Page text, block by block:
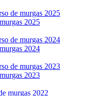
de murgas 2025
2025
de murgas 2024
2024
de murgas 2023
2023
murgas 2022